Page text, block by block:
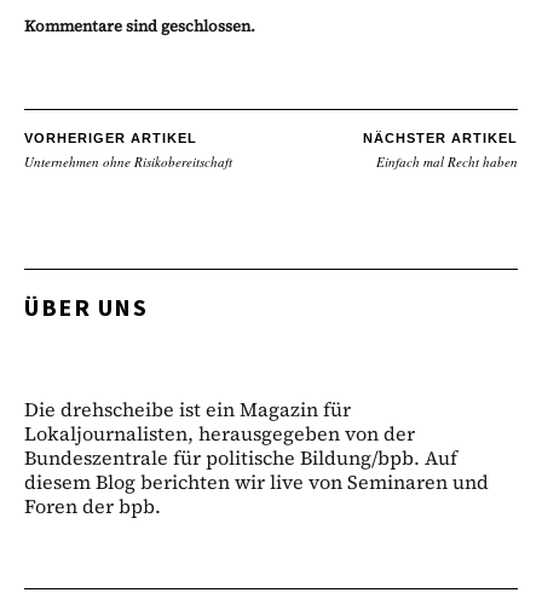
Kommentare sind geschlossen.
VORHERIGER ARTIKEL
Unternehmen ohne Risikobereitschaft
NÄCHSTER ARTIKEL
Einfach mal Recht haben
ÜBER UNS
Die drehscheibe ist ein Magazin für
Lokaljournalisten, herausgegeben von der
Bundeszentrale für politische Bildung/bpb. Auf
diesem Blog berichten wir live von Seminaren und
Foren der bpb.